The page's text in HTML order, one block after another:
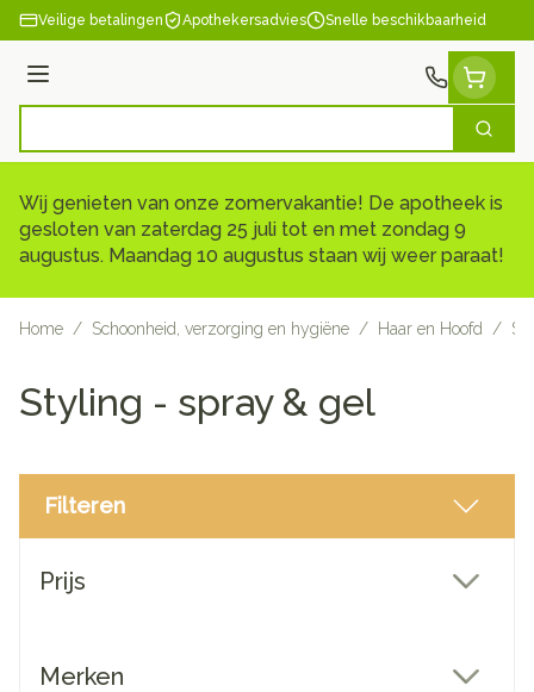
Ga naar de inhoud
Veilige betalingen Apothekersadvies Snelle beschikbaarheid
Menu
Zoek
Wij genieten van onze zomervakantie! De apotheek is
gesloten van zaterdag 25 juli tot en met zondag 9
augustus. Maandag 10 augustus staan wij weer paraat!
Home / Schoonheid, verzorging en hygiëne / Haar en Hoofd /
Styling - spray & gel
Filteren
Prijs
Merken